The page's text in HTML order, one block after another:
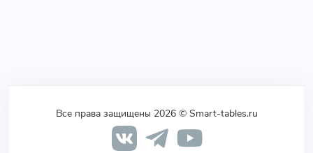
Все права защищены 2026 © Smart-tables.ru